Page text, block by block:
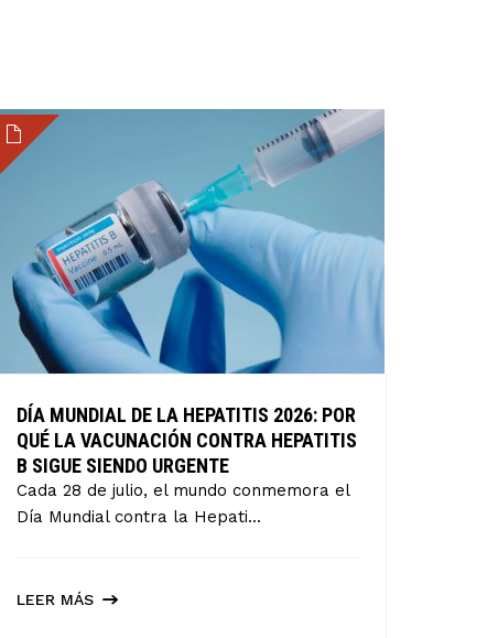
DÍA MUNDIAL DE LA HEPATITIS 2026: POR
QUÉ LA VACUNACIÓN CONTRA HEPATITIS
B SIGUE SIENDO URGENTE
Cada 28 de julio, el mundo conmemora el
Día Mundial contra la Hepati...
LEER MÁS